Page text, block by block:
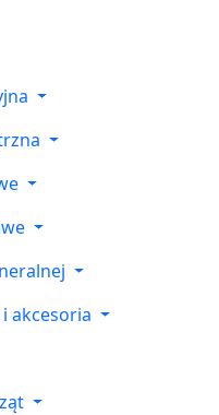
akcesoria